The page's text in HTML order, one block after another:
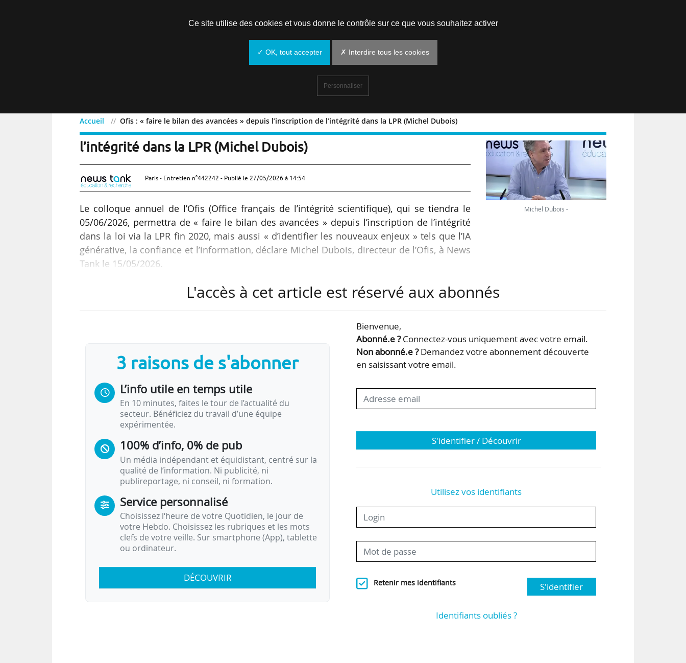
Accueil Ofis : « faire le bilan des avancées » depuis l’inscription de l’intégrité dans la LPR (Michel Dubois)
Ofis : « faire le bilan des avancées » depuis l’inscription de
l’intégrité dans la LPR (Michel Dubois)
Paris - Entretien n°442242 - Publié le 27/05/2026 à 14:54
Le colloque annuel de l’Ofis (Office français de l’intégrité scientifique), qui se tiendra le
05/06/2026, permettra de « faire le bilan des avancées » depuis l’inscription de l’intégrité
dans la loi via la LPR fin 2020, mais aussi « d’identifier les nouveaux enjeux » tels que l’IA
générative, la confiance et l’information, déclare Michel Dubois, directeur de l’Ofis, à News
Tank le 15/05/2026.
L’objectif est également de « mettre en discussion des évolutions attendues du cadre
Michel Dubois revient par ailleurs sur ses six premiers mois à la tête de l’Ofis, dans « une
Michel Dubois -
L'accès à cet article est réservé aux abonnés
3 raisons de s'abonner
L’info utile en temps utile
En 10 minutes, faites le tour de l’actualité du
secteur. Bénéficiez du travail d’une équipe
expérimentée.
100% d’info, 0% de pub
Un média indépendant et équidistant, centré sur la
qualité de l’information. Ni publicité, ni
publireportage, ni conseil, ni formation.
Service personnalisé
Choisissez l‘heure de votre Quotidien, le jour de
votre Hebdo. Choisissez les rubriques et les mots
clefs de votre veille. Sur smartphone (App), tablette
ou ordinateur.
DÉCOUVRIR
Bienvenue,
Abonné.e ?Connectez-vous uniquement avec votre email.
Non abonné.e ?Demandez votre abonnement découverte
en saisissant votre email.
S'identifier / Découvrir
Utilisez vos identifiants
Retenir mes identifiants S'identifier
Identifiants oubliés ?
Ce site utilise des cookies et vous donne le contrôle sur ce que vous souhaitez activer
✓ OK, tout accepter ✗ Interdire tous les cookies
Personnaliser